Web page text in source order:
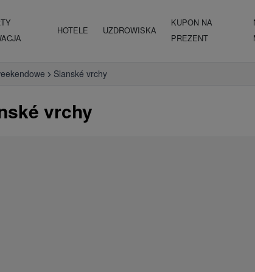
HOTELE UZDROWISKA
KUPON NA
PREZENT
Slanské vrchy
vrchy
hotelu.